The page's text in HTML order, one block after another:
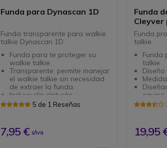
Funda para Dynascan 1D
Funda transparente para walkie
talkie Dynascan 1D
Funda para te proteger su
walkie talkie.
Transparente: permite manejar
el walkie talkie sin necesidad
de extraer la funda.
Incluye clip cinturón.
Dynascan 1D y auriculares no
5 de 1 Reseñas
7,95 € s/Iva
Funda
Funda
talkie.
Funda
talkie
equipo
19,95